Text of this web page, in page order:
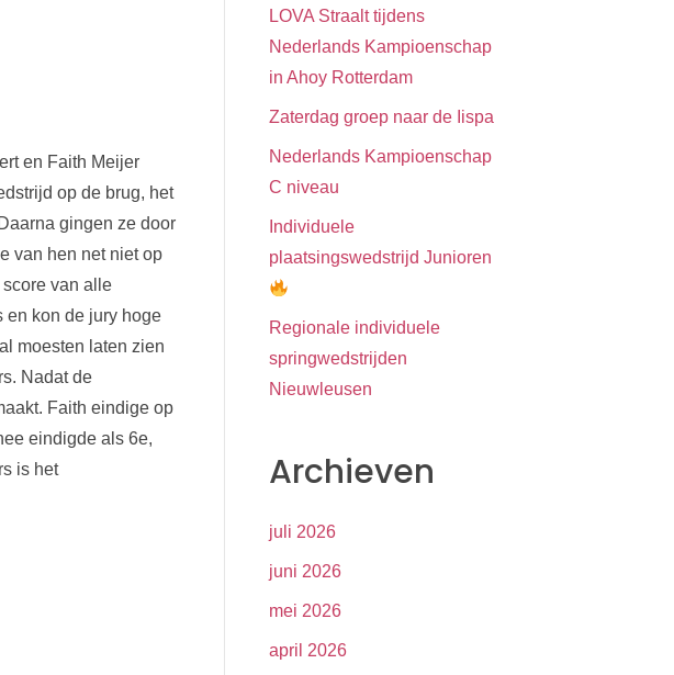
en Faith Meijer
op de brug, het
gingen ze door
van hen net niet op
van alle
en kon de jury hoge
moesten laten zien
Nadat de
Faith eindige op
eindigde als 6e,
is het
LOVA Straalt tijdens
Nederlands Kampioenschap
in Ahoy Rotterdam
Zaterdag groep naar de Iispa
Nederlands Kampioenschap
C niveau
Individuele
plaatsingswedstrijd Junioren
Regionale individuele
springwedstrijden
Nieuwleusen
Archieven
juli 2026
juni 2026
mei 2026
april 2026